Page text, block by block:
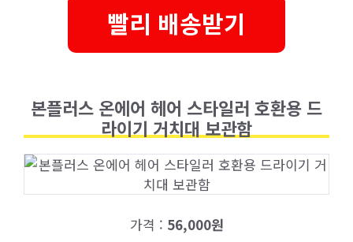
빨리 배송받기
본플러스 온에어 헤어 스타일러 호환용 드
라이기 거치대 보관함
가격 : 56,000원